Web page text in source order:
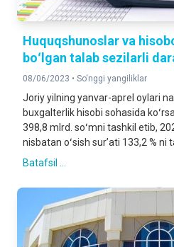
Huquqshunoslar va
boʻlgan talab sezilarli
08/06/2023 • So‘nggi yangiliklar
Joriy yilning yanvar-aprel oylari
buxgalterlik hisobi sohasida
398,8 mlrd. soʻmni tashkil etib,
nisbatan oʻsish surʼati 133,2 % ni
Batafsil ...